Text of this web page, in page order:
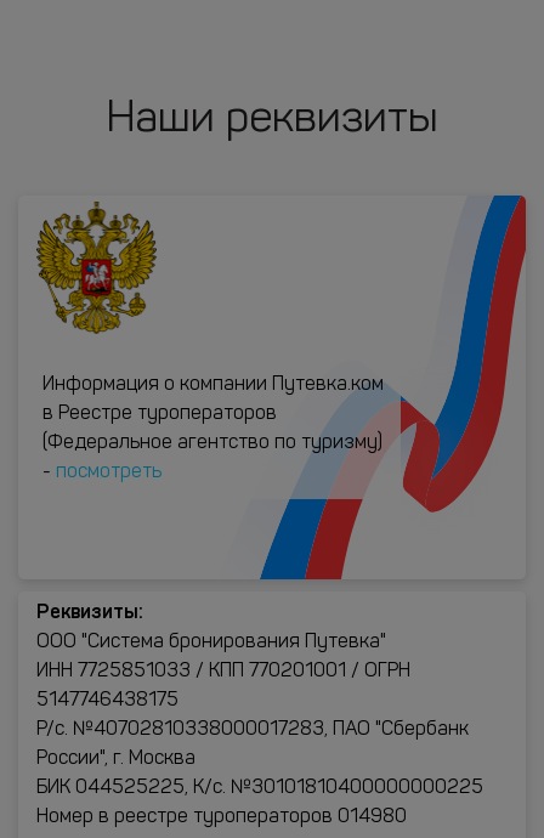
Наши реквизиты
Информация о компании Путевка.ком
в Реестре туроператоров
(Федеральное агентство по туризму)
- посмотреть
Реквизиты:
ООО "Система бронирования Путевка"
ИНН 7725851033 / КПП 770201001 / ОГРН
5147746438175
Р/с. №40702810338000017283, ПАО "Сбербанк
России", г. Москва
БИК 044525225, К/с. №30101810400000000225
Номер в реестре туроператоров 014980